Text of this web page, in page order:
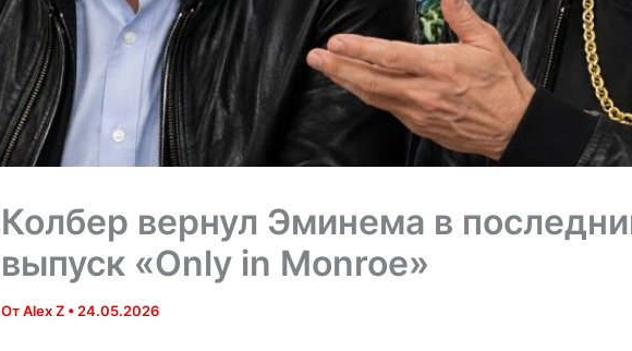
Колбер вернул Эминема в
выпуск «Only in Monroe»
ОтAlex Z • 24.05.2026